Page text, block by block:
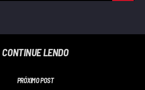
CONTINUE LENDO
PRÓXIMO POST